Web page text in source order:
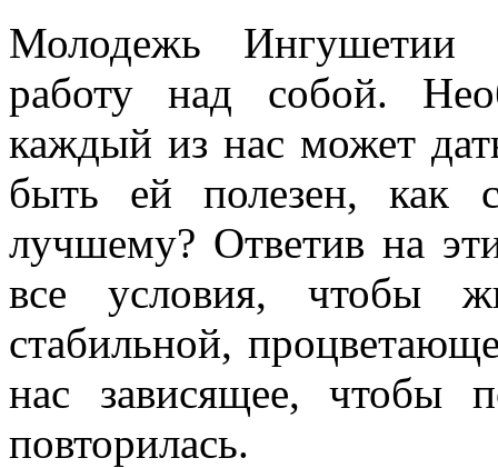
Молодежь Ингушетии
работу над собой.
каждый из нас может
быть ей полезен, как
лучшему? Ответив на
все условия, чтобы
стабильной,
нас зависящее, чтобы
повторилась.